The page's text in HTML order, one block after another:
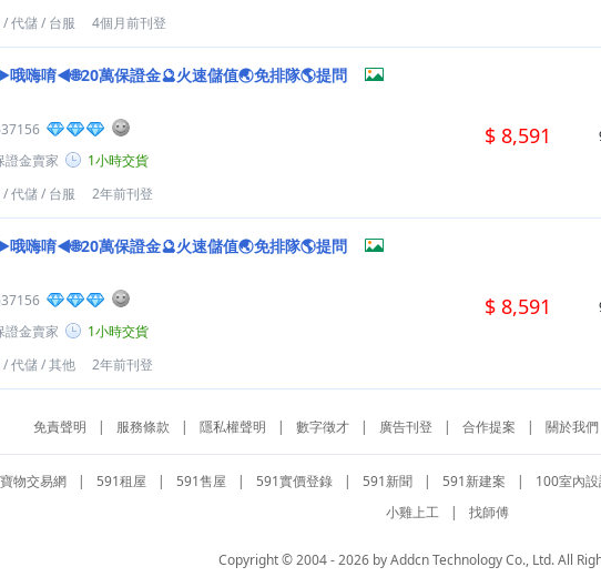
/代儲/ 台服 4個月前刊登
哦嗨唷◄🌐20萬保證金🔮火速儲值🌏免排隊🌎提問
證金賣家
1小時交貨
/代儲/ 台服 2年前刊登
$ 8,591
哦嗨唷◄🌐20萬保證金🔮火速儲值🌏免排隊🌎提問
證金賣家
1小時交貨
/代儲/其他 2年前刊登
$ 8,591
免責聲明 | 服務條款 | 隱私權聲明 | 數字徵才 | 廣告刊登 | 合作提案 | 關於我們
物交易網 | 591租屋 | 591售屋 | 591實價登錄 | 591新聞 | 591新建案 | 100室內
小雞上工
| 找師傅
Copyright © 2004 - 2026 by Addcn Technology Co., Ltd. All